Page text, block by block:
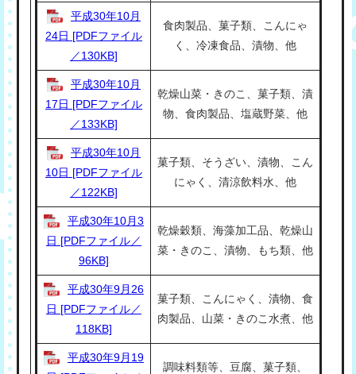
平成30年10月
24日 [PDFファイル
／130KB]
食肉製品、菓子類、こんにゃ
く、冷凍食品、漬物、他
平成30年10月
17日 [PDFファイル
／133KB]
乾燥山菜・きのこ、菓子類、漬
物、食肉製品、塩蔵野菜、他
平成30年10月
10日 [PDFファイル
／122KB]
菓子類、そうざい、漬物、こん
にゃく、清涼飲料水、他
平成30年10月3
日 [PDFファイル／
96KB]
乾燥穀類、海藻加工品、乾燥山
菜・きのこ、漬物、もち類、他
平成30年9月26
日 [PDFファイル／
118KB]
菓子類、こんにゃく、漬物、食
肉製品、山菜・きのこ水煮、他
平成30年9月19
調味料類等、豆腐、菓子類、